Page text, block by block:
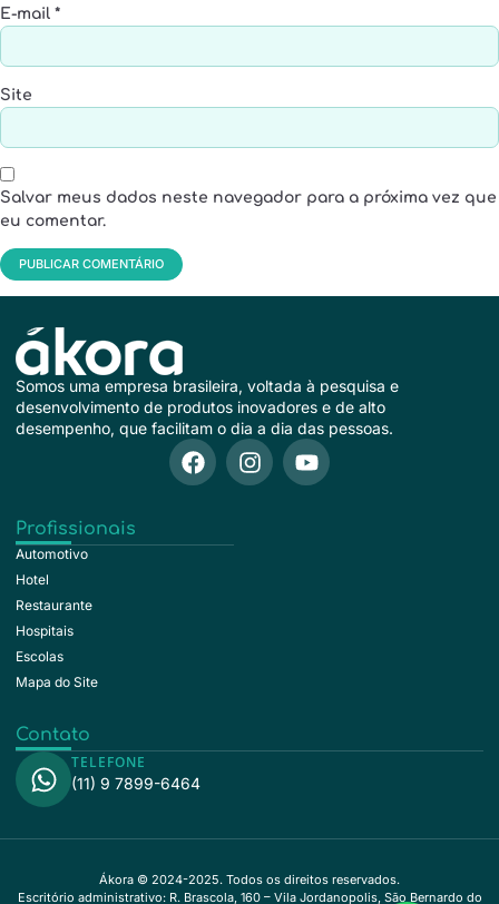
E-mail *
Site
Salvar meus dados neste navegador para a próxima vez que
eu comentar.
Somos uma empresa brasileira, voltada à pesquisa e
desenvolvimento de produtos inovadores e de alto
desempenho, que facilitam o dia a dia das pessoas.
Profissionais
Automotivo
Hotel
Restaurante
Hospitais
Escolas
Mapa do Site
Contato
TELEFONE
(11) 9 7899-6464
Ákora © 2024-2025. Todos os direitos reservados.
Escritório administrativo: R. Brascola, 160 – Vila Jordanopolis, São Bernardo do